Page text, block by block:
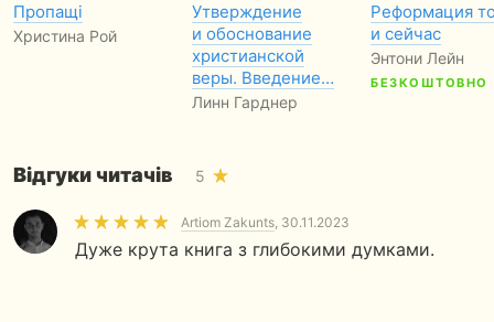
Пропащі
Христина Рой
Утверждение
и обоснование
христианской
веры. Введение…
Линн Гарднер
Реформация
и сейчас
Энтони Лейн
БЕЗКОШТОВНО
Відгуки читачів 5
Artiom Zakunts, 30.11.2023
Дуже крута книга з глибокими думками.